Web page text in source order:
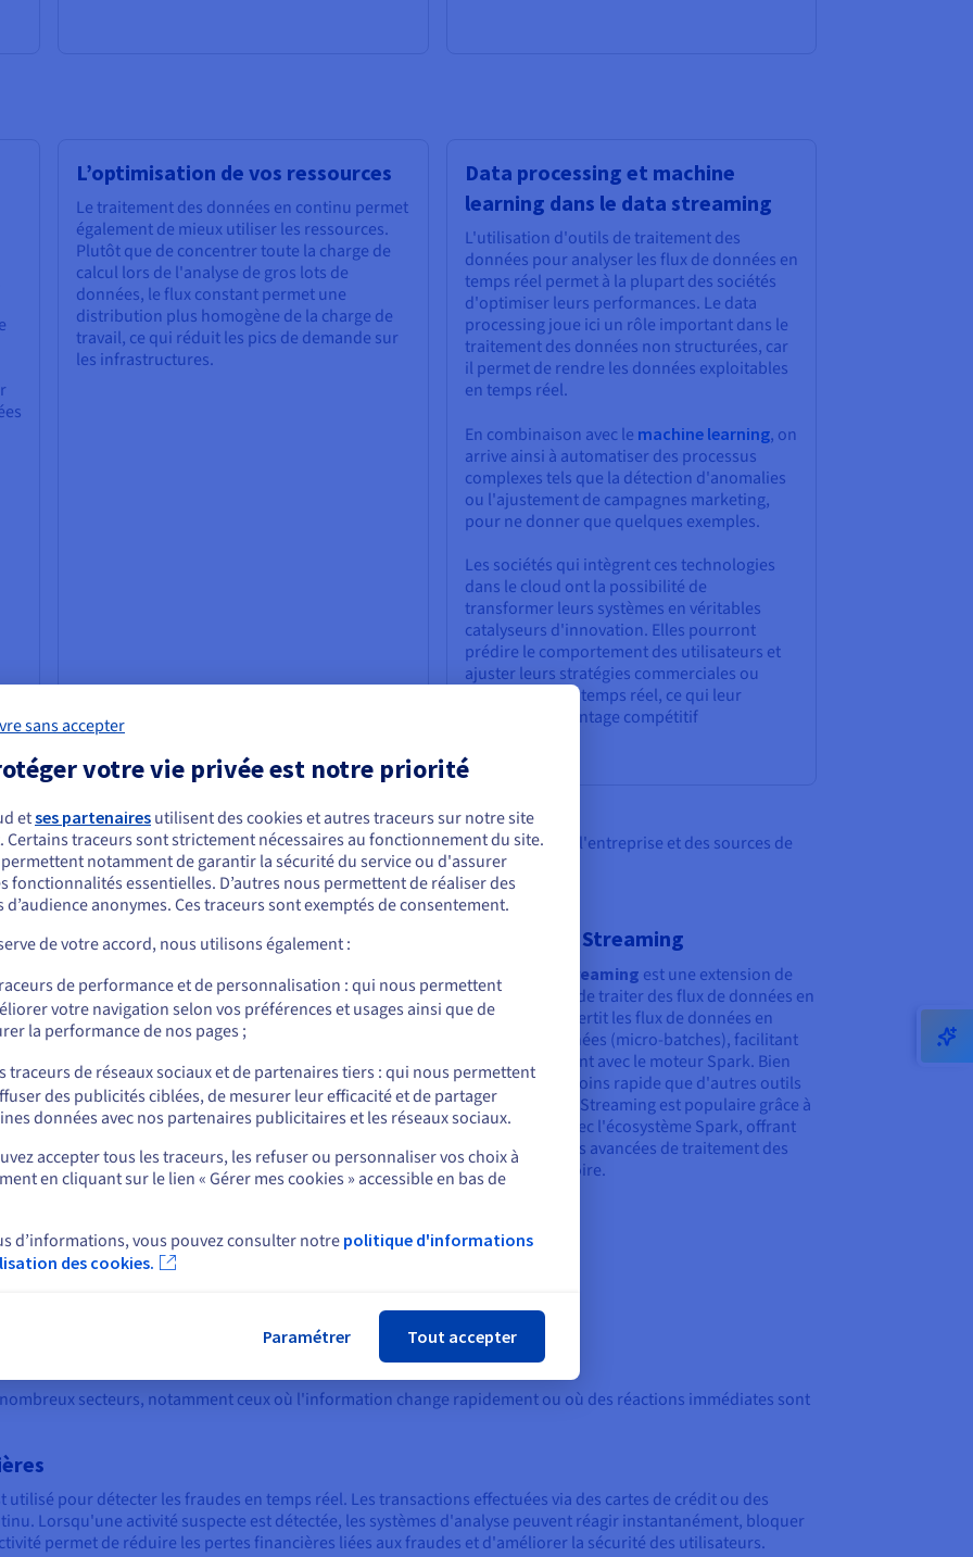
L’optimisation de vos ressources
Le traitement des données en continu permet
également de mieux utiliser les ressources.
Plutôt que de concentrer toute la charge de
calcul lors de l'analyse de gros lots de
données, le flux constant permet une
distribution plus homogène de la charge de
travail, ce qui réduit les pics de demande sur
les infrastructures.
Data processing et machine
learning dans le data streaming
L'utilisation d'outils de traitement des
données pour analyser les flux de données en
temps réel permet à la plupart des sociétés
d'optimiser leurs performances. Le data
processing joue ici un rôle important dans le
traitement des données non structurées, car
il permet de rendre les données exploitables
en temps réel.
En combinaison avec le machine learning, on
arrive ainsi à automatiser des processus
complexes tels que la détection d'anomalies
ou l'ajustement de campagnes marketing,
pour ne donner que quelques exemples.
Les sociétés qui intègrent ces technologies
dans le cloud ont la possibilité de
transformer leurs systèmes en véritables
catalyseurs d'innovation. Elles pourront
prédire le comportement des utilisateurs et
ajuster leurs stratégies commerciales ou
industrielles en temps réel, ce qui leur
donnera un avantage compétitif
pour le data streaming ?
outils et technologies sont utilisés, en fonction des besoins spécifiques de l'entreprise et des sources de
dans le domaine du data streaming.
Apache Flink
Apache Flink
est un moteur de traitement de flux
de données en temps réel et par lots. Il est utilisé
pour les tâches de traitement de flux de données
nécessitant des calculs à faible latence et une
haute tolérance aux pannes. Flink se distingue par
ses capacités de traitement de flux à faible latence
et sa compatibilité avec de nombreuses sources de
données, ce qui en fait un choix idéal pour des cas
d'utilisation complexes.
Apache Spark Streaming
Apache Spark Streaming est une extension de
Spark qui permet de traiter des flux de données en
temps réel. Il convertit les flux de données en
petits lots de données (micro-batches), facilitant
ainsi leur traitement avec le moteur Spark. Bien
que légèrement moins rapide que d'autres outils
spécialisés, Spark Streaming est populaire grâce à
son intégration avec l'écosystème Spark, offrant
des fonctionnalités avancées de traitement des
données en mémoire.
data streaming
secteurs, notamment ceux où l'information change rapidement ou où des réactions immédiates sont
utilisé pour détecter les fraudes en temps réel. Les transactions effectuées via des cartes de crédit ou des
Lorsqu'une activité suspecte est détectée, les systèmes d'analyse peuvent réagir instantanément, bloquer
permet de réduire les pertes financières liées aux fraudes et d'améliorer la sécurité des utilisateurs.
semblez être localisé en États-Unis.
commander, rendez-vous sur le site de votre pays (États-Unis) et créez un
us.ovhcloud.com/learn Anglais USD - $
ou
sur le site actuel
un autre site web
sans accepter
votre vie privée est notre priorité
etses partenaires utilisent des cookies et autres traceurs sur notre site
Certains traceurs sont strictement nécessaires au fonctionnement du site.
notamment de garantir la sécurité du service ou d'assurer
fonctionnalités essentielles. D’autres nous permettent de réaliser des
d’audience anonymes. Ces traceurs sont exemptés de consentement.
de votre accord, nous utilisons également :
de performance et de personnalisation : qui nous permettent
votre navigation selon vos préférences et usages ainsi que de
la performance de nos pages ;
traceurs de réseaux sociaux et de partenaires tiers : qui nous permettent
des publicités ciblées, de mesurer leur efficacité et de partager
données avec nos partenaires publicitaires et les réseaux sociaux.
accepter tous les traceurs, les refuser ou personnaliser vos choix à
en cliquant sur le lien « Gérer mes cookies » accessible en bas de
d’informations, vous pouvez consulter notre politique d'informations
des cookies.
Paramétrer Tout accepter